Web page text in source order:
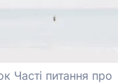
Часті питання про